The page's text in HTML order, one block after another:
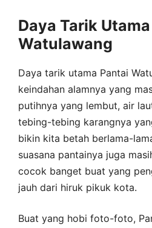
Daya Tarik
Watulawang
Daya tarik utama Pantai
keindahan alamnya yang
putihnya yang lembut, air
tebing-tebing karangnya
bikin kita betah berlama-
suasana pantainya juga
cocok banget buat yang
jauh dari hiruk pikuk kota.
Buat yang hobi foto-foto,